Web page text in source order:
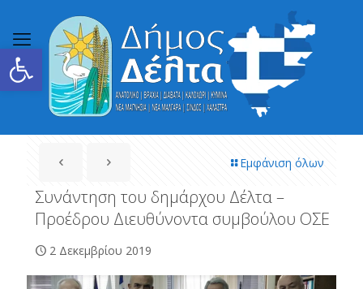
Ανοίξτε τη γραμμή εργαλείων
Εμφάνιση όλων
Συνάντηση του δημάρχου Δέλτα –
Προέδρου Διευθύνοντα συμβούλου ΟΣΕ
2 Δεκεμβρίου 2019